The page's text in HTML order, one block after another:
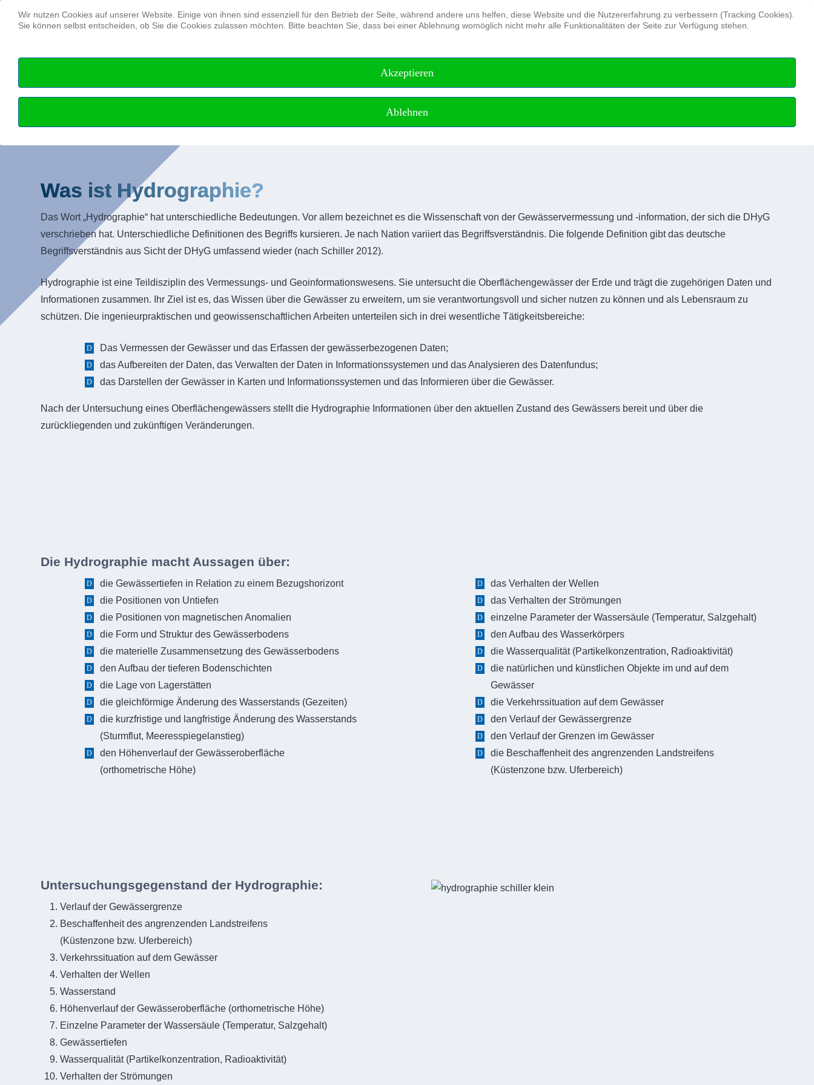
Suchen ...
Der Verein Journal of Applied Hydrography Hydrographentag Beruf Hydrographie
Hydrographie - Sie ist so aufwendig,
sie darf nicht nur für einen Zweck da sein.
Thomas Dehling 2017
Was ist Hydrographie?
Das Wort „Hydrographie“ hat unterschiedliche Bedeutungen. Vor allem bezeichnet es die Wissenschaft von der Gewässervermessung und -information, der sich die DHyG
verschrieben hat. Unterschiedliche Definitionen des Begriffs kursieren. Je nach Nation variiert das Begriffsverständnis. Die folgende Definition gibt das deutsche
Begriffsverständnis aus Sicht der DHyG umfassend wieder (nach Schiller 2012).
Hydrographie ist eine Teildisziplin des Vermessungs- und Geoinformationswesens. Sie untersucht die Oberflächengewässer der Erde und trägt die zugehörigen Daten und
Informationen zusammen. Ihr Ziel ist es, das Wissen über die Gewässer zu erweitern, um sie verantwortungsvoll und sicher nutzen zu können und als Lebensraum zu
schützen. Die ingenieurpraktischen und geowissenschaftlichen Arbeiten unterteilen sich in drei wesentliche Tätigkeitsbereiche:
Das Vermessen der Gewässer und das Erfassen der gewässerbezogenen Daten;
das Aufbereiten der Daten, das Verwalten der Daten in Informationssystemen und das Analysieren des Datenfundus;
das Darstellen der Gewässer in Karten und Informationssystemen und das Informieren über die Gewässer.
Nach der Untersuchung eines Oberflächengewässers stellt die Hydrographie Informationen über den aktuellen Zustand des Gewässers bereit und über die
zurückliegenden und zukünftigen Veränderungen.
Die Hydrographie macht Aussagen über:
die Gewässertiefen in Relation zu einem Bezugshorizont
die Positionen von Untiefen
die Positionen von magnetischen Anomalien
die Form und Struktur des Gewässerbodens
die materielle Zusammensetzung des Gewässerbodens
den Aufbau der tieferen Bodenschichten
die Lage von Lagerstätten
die gleichförmige Änderung des Wasserstands (Gezeiten)
die kurzfristige und langfristige Änderung des Wasserstands
(Sturmflut, Meeresspiegelanstieg)
den Höhenverlauf der Gewässeroberfläche
(orthometrische Höhe)
das Verhalten der Wellen
das Verhalten der Strömungen
einzelne Parameter der Wassersäule (Temperatur, Salzgehalt)
den Aufbau des Wasserkörpers
die Wasserqualität (Partikelkonzentration, Radioaktivität)
die natürlichen und künstlichen Objekte im und auf dem
Gewässer
die Verkehrssituation auf dem Gewässer
den Verlauf der Gewässergrenze
den Verlauf der Grenzen im Gewässer
die Beschaffenheit des angrenzenden Landstreifens
(Küstenzone bzw. Uferbereich)
Untersuchungsgegenstand der Hydrographie:
Verlauf der Gewässergrenze
Beschaffenheit des angrenzenden Landstreifens
(Küstenzone bzw. Uferbereich)
Verkehrssituation auf dem Gewässer
Verhalten der Wellen
Wasserstand
Höhenverlauf der Gewässeroberfläche (orthometrische Höhe)
Einzelne Parameter der Wassersäule (Temperatur, Salzgehalt)
Gewässertiefen
Wasserqualität (Partikelkonzentration, Radioaktivität)
Verhalten der Strömungen
Wir nutzen Cookies auf unserer Website. Einige von ihnen sind essenziell für den Betrieb der Seite, während andere uns helfen, diese Website und die Nutzererfahrung zu verbessern (Tracking Cookies).
Sie können selbst entscheiden, ob Sie die Cookies zulassen möchten. Bitte beachten Sie, dass bei einer Ablehnung womöglich nicht mehr alle Funktionalitäten der Seite zur Verfügung stehen.
Akzeptieren
Ablehnen